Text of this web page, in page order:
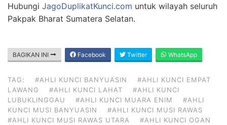
Hubungi JagoDuplikatKunci.com untuk wilayah seluruh
Pakpak Bharat Sumatera Selatan.
BAGIKAN INI Facebook Twitter WhatsApp
TAG: #AHLI KUNCI BANYUASIN
#AHLI KUNCI EMPAT
LAWANG
#AHLI KUNCI LAHAT
#AHLI KUNCI
LUBUKLINGGAU
#AHLI KUNCI MUARA ENIM
#AHLI
KUNCI MUSI BANYUASIN
#AHLI KUNCI MUSI RAWAS
#AHLI KUNCI MUSI RAWAS UTARA
#AHLI KUNCI OGAN